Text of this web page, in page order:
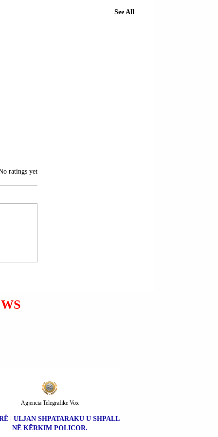
See All
RËNDËSISHME PËR SHBA-
5 stars.
ratings yet
| ULJAN SHPATARAKU U SHPALL
NË KËRKIM POLICOR.
Agjencia Telegrafike Vox